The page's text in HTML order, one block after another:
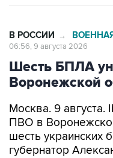
В РОССИИ →
06:56, 9 августа 2026
Шесть БПЛА
Воронежской
Москва. 9 августа.
ПВО в
шесть украинских
губернатор